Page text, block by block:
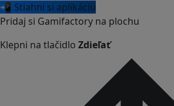
📲 Stiahni si aplikáciu
Pridaj si Gamifactory na plochu
Klepni na tlačidlo Zdieľať